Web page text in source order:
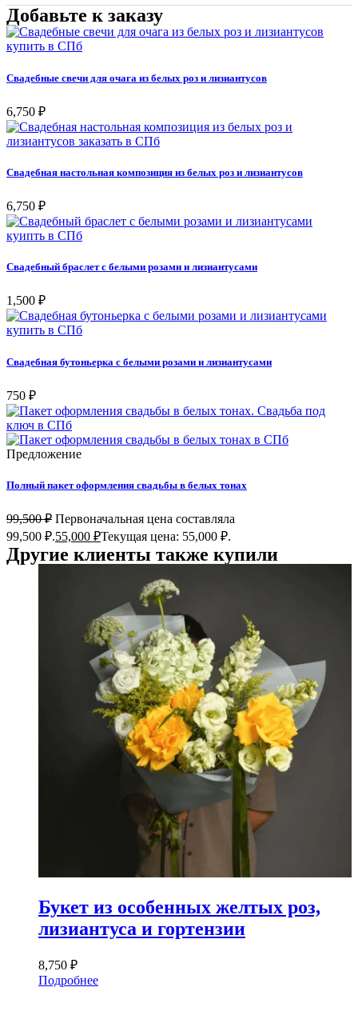
Добавьте к заказу
Свадебные свечи для очага из белых роз и лизиантусов
6,750 ₽
Свадебная настольная композиция из белых роз и лизиантусов
6,750 ₽
Свадебный браслет с белыми розами и лизиантусами
1,500 ₽
Свадебная бутоньерка с белыми розами и лизиантусами
750 ₽
Предложение
Полный пакет оформления свадьбы в белых тонах
99,500₽ Первоначальная цена составляла
99,500 ₽.55,000 ₽Текущая цена: 55,000 ₽.
Другие клиенты также купили
Букет из особенных желтых роз,
лизиантуса и гортензии
8,750 ₽
Подробнее